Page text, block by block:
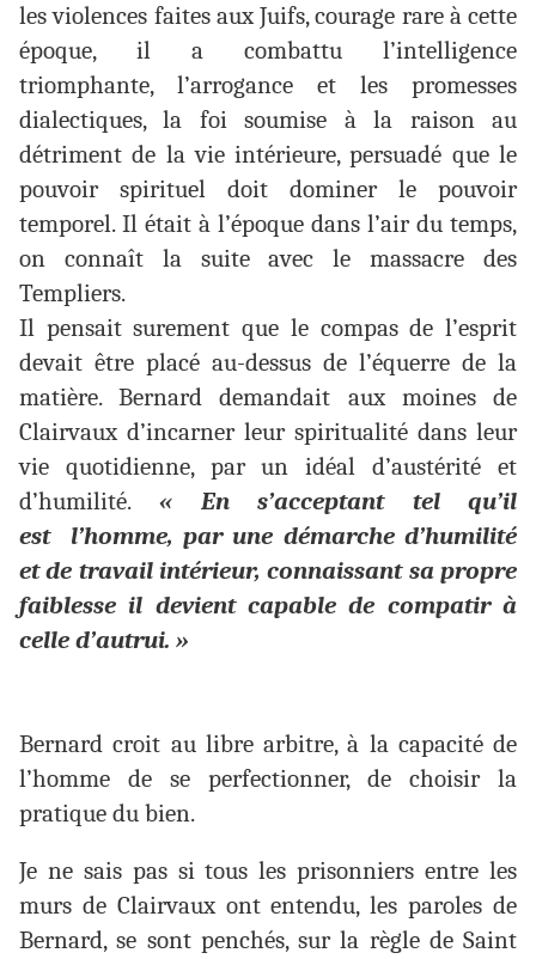
les violences faites aux Juifs, courage rare à cette
époque, il a combattu l’intelligence
triomphante, l’arrogance et les promesses
dialectiques, la foi soumise à la raison au
détriment de la vie intérieure, persuadé que le
pouvoir spirituel doit dominer le pouvoir
temporel. Il était à l’époque dans l’air du temps,
on connaît la suite avec le massacre des
Templiers.
Il pensait surement que le compas de l’esprit
devait être placé au-dessus de l’équerre de la
matière. Bernard demandait aux moines de
Clairvaux d’incarner leur spiritualité dans leur
vie quotidienne, par un idéal d’austérité et
d’humilité.« En s’acceptant tel qu’il
est l’homme, par une démarche d’humilité
et de travail intérieur, connaissant sa propre
faiblesse il devient capable de compatir à
celle d’autrui. »
Bernard croit au libre arbitre, à la capacité de
l’homme de se perfectionner, de choisir la
pratique du bien.
Je ne sais pas si tous les prisonniers entre les
murs de Clairvaux ont entendu, les paroles de
Bernard, se sont penchés, sur la règle de Saint